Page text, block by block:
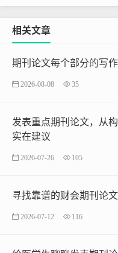
相关文章
期刊论文每个部分的写
2026-08-08 35
发表重点期刊论文，从
实在建议
2026-07-26 105
寻找靠谱的财会期刊论
2026-07-12 116